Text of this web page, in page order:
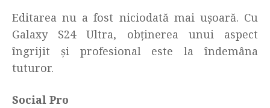
Editarea nu a fost niciodată mai ușoară. Cu
Galaxy S24 Ultra, obținerea unui aspect
îngrijit și profesional este la îndemâna
tuturor.
Social Pro